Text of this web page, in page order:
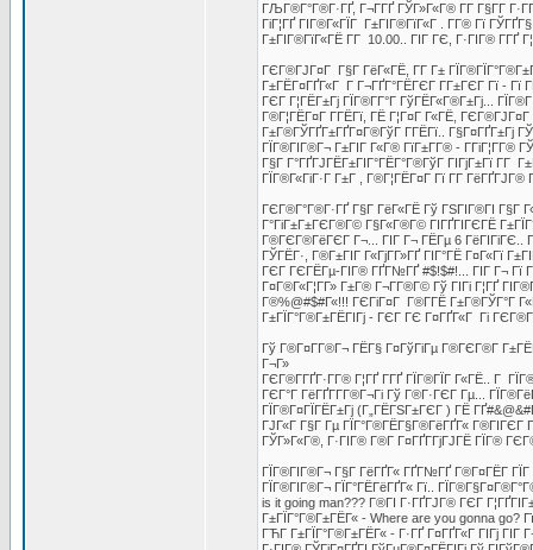
ГЉГ®Г°Г®Г·ГҐ, Г¬Г­ГҐ ГЎГ»Г«Г® Г­Г Г§Г­Г
ГіГ¦ГҐ ГІГ®Г«ГЇГ Г±ГІГ®ГїГ«Г . Г­Г® Гї
Г±ГІГ®ГїГ«ГЁ Г­Г 10.00.. ГІГ ГЄ, Г·ГІГ® Г­ГҐ
ГЄГ®ГЈГ¤Г Г§Г ГёГ«ГЁ, Г­Г Г±
Г±ГЁГ¤ГҐГ«Г Г Г¬ГҐГ°ГЁГЄГ Г­Г±ГЄГ Гї - Гї
ГЄГ Г¦ГЁГ±Гј ГЇГ®Г­Г°Г ГўГЁГ«Г®Г±Гј...
Г®Г¦ГЁГ¤Г Г­ГЁГї, ГЁ Г¦Г¤Г Г«ГЁ,
Г±Г®ГЎГҐГ±ГҐГ¤Г®ГўГ Г­ГЁГї.. Г§Г¤ГҐГ±Гј
ГЇГ®ГІГ®Г¬ Г±ГІГ Г«Г® ГїГ±Г­Г® - Г­ГіГ¦Г­Г®
Г§Г Г°ГҐГЈГЁГ±ГІГ°ГЁГ°Г®ГўГ ГІГјГ±Гї Г­Г
ГЇГ®Г«ГіГ·Г Г±Г , Г®Г¦ГЁГ¤Г Гї Г­Г
ГЄГ®Г°Г®Г·ГҐ Г§Г ГёГ«ГЁ Гў ГЅГІГ®ГІ Г§Г
Г°ГіГ±Г±ГЄГ®Г© Г§Г«Г®Г© ГІГҐГІГЄГЁ
Г®ГЄГ®ГёГЄГ Г¬... ГІГ Г¬ ГЁГµ 6 ГёГІГіГЄ..
ГЎГЁГ·, Г®Г±ГІГ Г«ГјГ­Г»ГҐ ГІГ°ГЁ Г¤Г«Гї
ГЄГ ГЄГЁГµ-ГІГ® ГҐГ№ГҐ #$!$#!... ГІГ Г¬ Гї
Г¤Г®Г«Г¦Г­Г» Г±Г® Г¬Г­Г®Г© Гў ГІГі Г¦ГҐ
Г®%@#$#Г«!!! ГЄГіГ¤Г Г®Г­ГЁ Г±Г®ГЎГ°Г
Г±ГЇГ°Г®Г±ГЁГІГј - ГЄГ ГЄ Г¤ГҐГ«Г Гі
Гў Г®Г¤Г­Г®Г¬ ГЁГ§ Г¤ГўГіГµ Г®ГЄГ®Г­
Г¬Г»
ГЄГ®Г­ГҐГ·Г­Г® Г¦ГҐ Г­ГҐ ГЇГ®ГЇГ Г«ГЁ.. Г
ГЄГ°Г ГёГҐГ­Г­Г®Г¬Гі Гў Г®Г·ГЄГ Гµ...
ГЇГ®Г¤ГЇГЁГ±Гј (Г„ГЁГЅГ±ГЄГ ) ГЁ
ГЈГ«Г Г§Г Гµ ГЇГ°Г®ГЁГ§Г®ГёГҐГ«
ГЎГ»Г«Г®, Г·ГІГ® Г®Г­ Г¤ГҐГ­ГјГЈГЁ ГЇГ®
ГЇГ®ГІГ®Г¬ Г§Г ГёГҐГ« ГҐГ№ГҐ Г®Г¤ГЁГ­ ГЇГ
ГЇГ®ГІГ®Г¬ ГЇГ°ГЁГёГҐГ« Гї..
is it going man??? Г®ГІ Г·ГҐГЈГ® ГЄГ
Г±ГЇГ°Г®Г±ГЁГ« - Where are you gonna go?
ГЋГ­ Г±ГЇГ°Г®Г±ГЁГ« - Г·ГҐ Г¤ГҐГ«Г ГІГј